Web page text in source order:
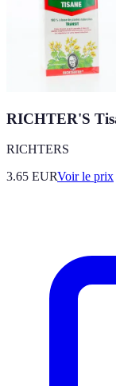
RICHTER'S
RICHTERS
3.65 EURVoir le prix